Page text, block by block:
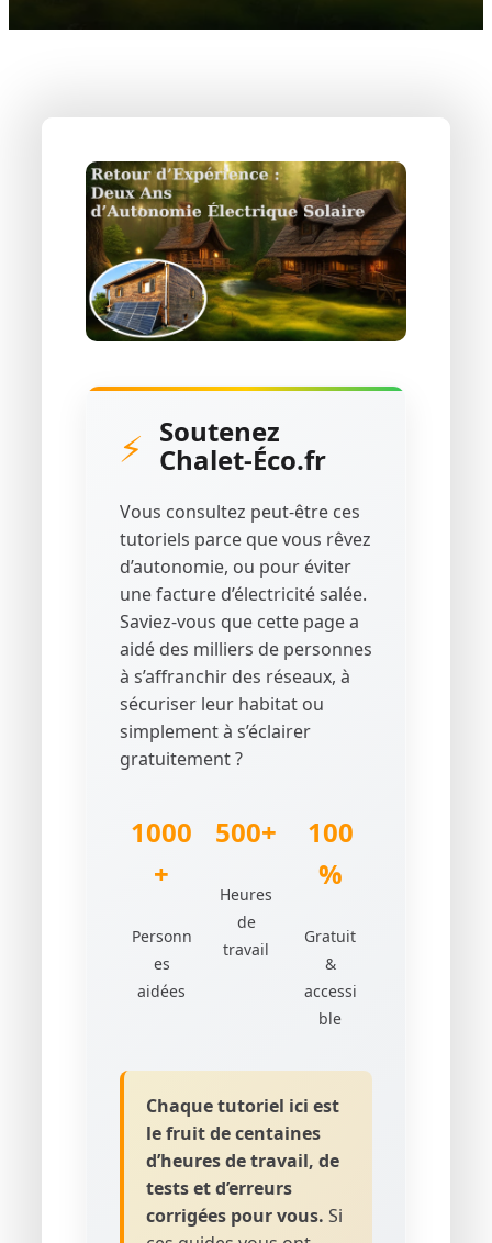
⚡ Soutenez
Chalet-Éco.fr
Vous consultez peut-être ces
tutoriels parce que vous rêvez
d’autonomie, ou pour éviter
une facture d’électricité salée.
Saviez-vous que cette page a
aidé des milliers de personnes
à s’affranchir des réseaux, à
sécuriser leur habitat ou
simplement à s’éclairer
gratuitement ?
1000
+
Personn
es
aidées
500+
Heures
de
travail
100
%
Gratuit
&
accessi
ble
Chaque tutoriel ici est
le fruit de centaines
d’heures de travail, de
tests et d’erreurs
corrigées pour vous. Si